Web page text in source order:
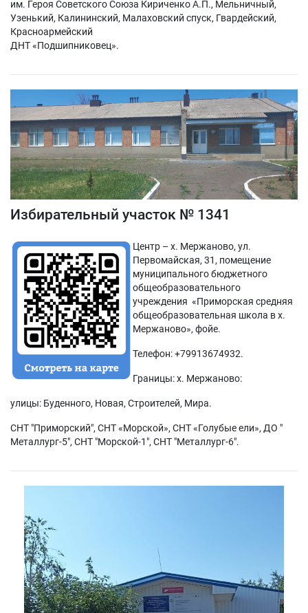
им. Героя Советского Союза Кириченко А.П., Мельничный,
Узенький, Калининский, Малаховский спуск, Гвардейский,
Красноармейский
ДНТ «Подшипниковец».
Избирательный участок № 1341
Центр – х. Мержаново, ул.
Первомайская, 31, помещение
муниципального бюджетного
общеобразовательного
учреждения «Приморская средняя
общеобразовательная школа в х.
Мержаново», фойе.
Телефон: +79913674932.
Границы: х. Мержаново:
улицы: Буденного, Новая, Строителей, Мира.
СНТ "Приморский", СНТ «Морской», СНТ «Голубые ели», ДО "
Металлург-5", СНТ "Морской-1", СНТ "Металлург-6".